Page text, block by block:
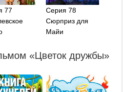
77
Серия 78
Сюрприз для
Майи
«Цветок дружбы»